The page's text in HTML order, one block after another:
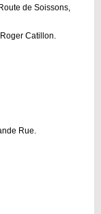
de Soissons,
Catillon.
Rue.